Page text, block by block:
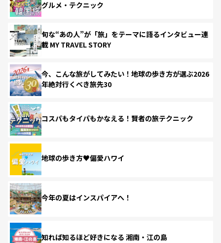
グルメ・テクニック
旬な“あの人”が「旅」をテーマに語るインタビュー連
載 MY TRAVEL STORY
今、こんな旅がしてみたい！地球の歩き方が選ぶ2026
年絶対行くべき旅先30
コスパもタイパもかなえる！賢者の旅テクニック
地球の歩き方♥偏愛ハワイ
今年の夏はインスパイアへ！
知れば知るほど好きになる 湘南・江の島